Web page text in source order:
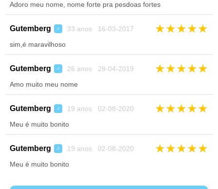
Adoro meu nome, nome forte pra pesdoas fortes
Gutemberg ♂ 33 anos 16-03-2017 ★★★★★
sim,é maravilhoso
Gutemberg ♂ 26 anos 28-04-2019 ★★★★★
Amo muito meu nome
Gutemberg ♂ 19 anos 02-08-2020 ★★★★★
Meu é muito bonito
Gutemberg ♂ 19 anos 02-08-2020 ★★★★★
Meu é muito bonito